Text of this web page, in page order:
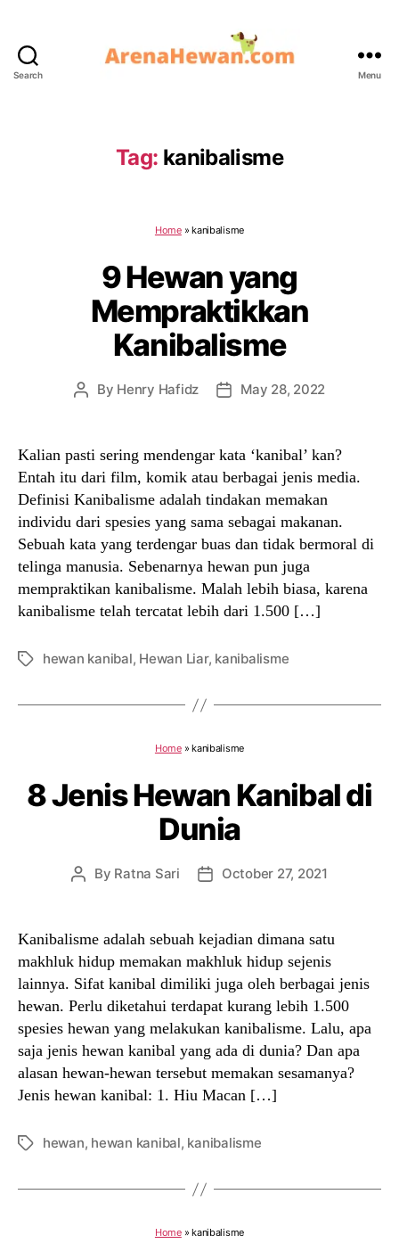
Search Menu
Tag: kanibalisme
Home»kanibalisme
9 Hewan yang
Mempraktikkan
Kanibalisme
Post
By Henry Hafidz
PostMay 28, 2022
Kalian pasti sering mendengar kata ‘kanibal’ kan?
Entah itu dari film, komik atau berbagai jenis media.
Definisi Kanibalisme adalah tindakan memakan
individu dari spesies yang sama sebagai makanan.
Sebuah kata yang terdengar buas dan tidak bermoral di
telinga manusia. Sebenarnya hewan pun juga
mempraktikan kanibalisme. Malah lebih biasa, karena
kanibalisme telah tercatat lebih dari 1.500 […]
Tagshewan kanibal, Hewan Liar, kanibalisme
Home»kanibalisme
8 Jenis Hewan Kanibal di
Dunia
Post
By Ratna Sari
PostOctober 27, 2021
Kanibalisme adalah sebuah kejadian dimana satu
makhluk hidup memakan makhluk hidup sejenis
lainnya. Sifat kanibal dimiliki juga oleh berbagai jenis
hewan. Perlu diketahui terdapat kurang lebih 1.500
spesies hewan yang melakukan kanibalisme. Lalu, apa
saja jenis hewan kanibal yang ada di dunia? Dan apa
alasan hewan-hewan tersebut memakan sesamanya?
Jenis hewan kanibal: 1. Hiu Macan […]
Tagshewan, hewan kanibal, kanibalisme
Home»kanibalisme